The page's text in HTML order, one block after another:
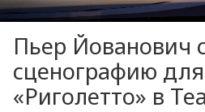
Пьер Йованович
сценографию
«Риголетто» в